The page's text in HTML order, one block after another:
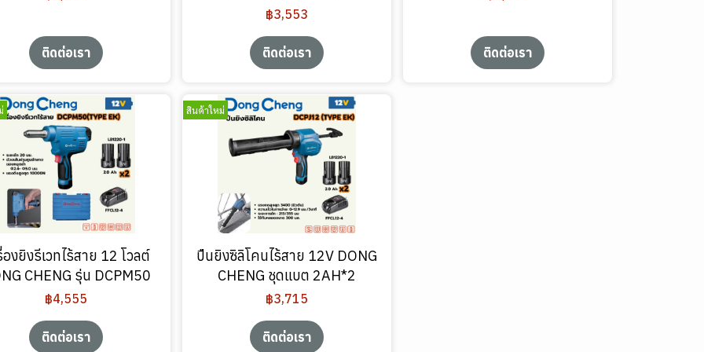
ติดต่อเรา
฿3,553
ติดต่อเรา ติดต่อเรา
องยิงรีเวทไร้สาย 12 โวลต์
CHENG รุ่น DCPM50
฿4,555
ติดต่อเรา
สินค้าใหม่
ปืนยิงซิลิโคนไร้สาย 12V DONG
CHENG ชุดแบต 2AH*2
฿3,715
ติดต่อเรา